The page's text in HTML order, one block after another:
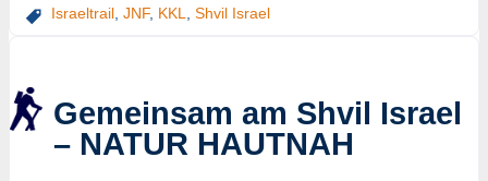
Israeltrail, JNF, KKL, Shvil Israel
Gemeinsam am Shvil Israel
– NATUR HAUTNAH